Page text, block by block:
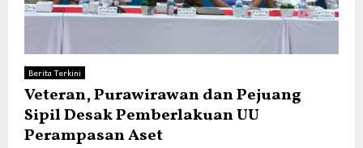
Berita Terkini
Veteran, Purawirawan dan Pejuang
Sipil Desak Pemberlakuan UU
Perampasan Aset